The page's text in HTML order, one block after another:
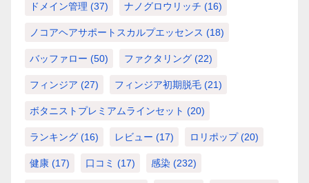
ドメイン管理 (37) ナノグロウリッチ (16)
ノコアヘアサポートスカルプエッセンス (18)
バッファロー (50) ファクタリング (22)
フィンジア (27) フィンジア初期脱毛 (21)
ボタニストプレミアムラインセット (20)
ランキング (16) レビュー (17) ロリポップ(20)
健康 (17) 口コミ (17) 感染 (232)